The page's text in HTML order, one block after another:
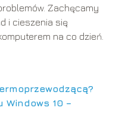
Zachęcamy
i cieszenia się
na co dzień.
10 –